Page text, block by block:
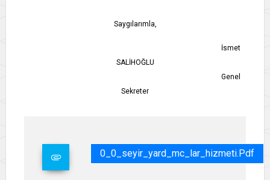
Saygılarımla,
İsmet
SALİHOĞLU
Genel
Sekreter
0_0_seyir_yard_mc_lar_hizmeti.pdf